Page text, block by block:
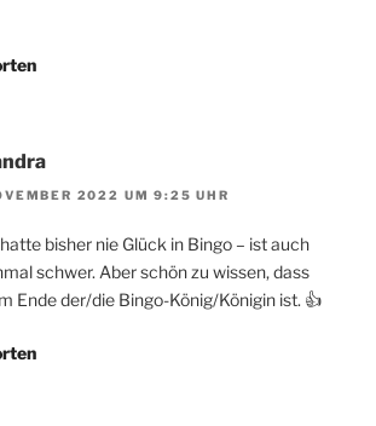
2022 UM 9:25 UHR
hatte bisher nie Glück in Bingo – ist auch
schwer. Aber schön zu wissen, dass
Ende der/die Bingo-König/Königin ist. 👍